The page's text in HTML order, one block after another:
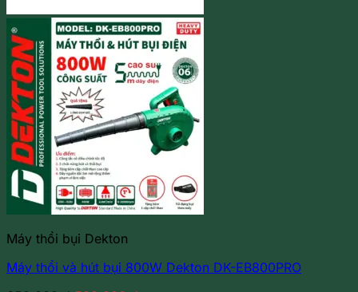
Máy thổi bụi Dekton
Máy thổi và hút bụi 800W Dekton DK-EB800PRO